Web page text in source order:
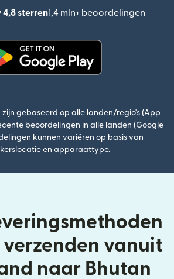
4,8 sterren1,4 mln+ beoordelingen
gebaseerd op alle landen/regio's (App
beoordelingen in alle landen (Google
kunnen variëren op basis van
en apparaattype.
vanuit
naar Bhutan